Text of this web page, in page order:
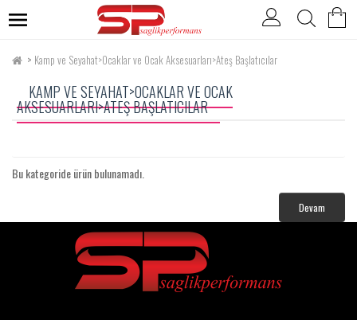
Kamp ve Seyahat>Ocaklar ve Ocak Aksesuarları>Ateş Başlatıcılar
KAMP VE SEYAHAT>OCAKLAR VE OCAK
AKSESUARLARI>ATEŞ BAŞLATICILAR
Bu kategoride ürün bulunamadı.
Devam